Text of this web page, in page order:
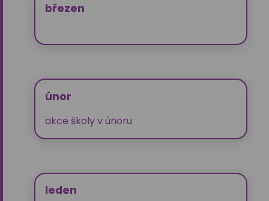
březen
únor
akce školy v únoru
leden